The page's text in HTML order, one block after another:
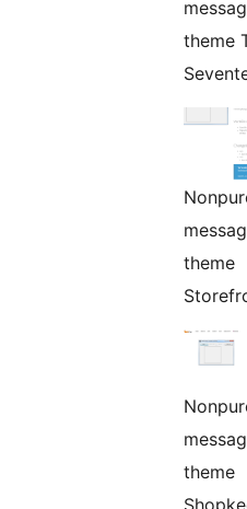
theme
theme
theme